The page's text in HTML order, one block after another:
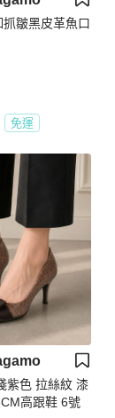
皺黑皮革魚口
免運
紫色 拉絲紋 漆
高跟鞋 6號